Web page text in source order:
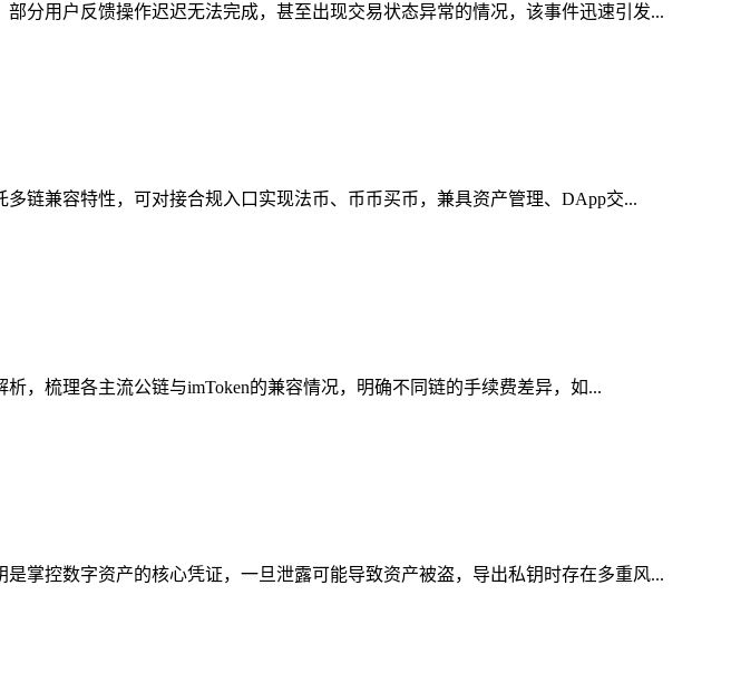
分用户反馈操作迟迟无法完成，甚至出现交易状态异常的情况，该事件迅速引发...
链兼容特性，可对接合规入口实现法币、币币买币，兼具资产管理、DApp交...
，梳理各主流公链与imToken的兼容情况，明确不同链的手续费差异，如...
掌控数字资产的核心凭证，一旦泄露可能导致资产被盗，导出私钥时存在多重风...